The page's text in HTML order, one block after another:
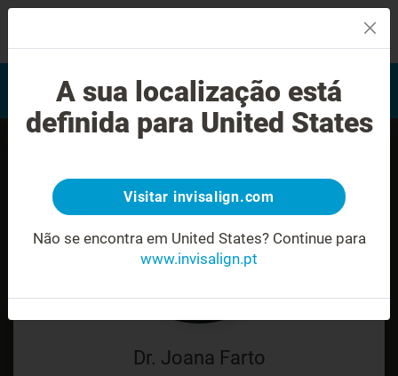
Avaliação do sorriso
Encontrar um Invisalign
provider
Dr. Joana Farto
A sua localização está
definida para United States
Visitar invisalign.com
Não se encontra em United States? Continue para
www.invisalign.pt